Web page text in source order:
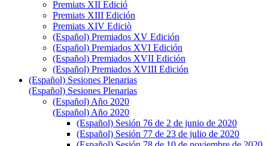
Premiats XII Edició
Premiats XIII Edición
Premiats XIV Ediciò
(Español) Premiados XV Edición
(Español) Premiados XVI Edición
(Español) Premiados XVII Edición
(Español) Premiados XVIII Edición
(Español) Sesiones Plenarias
(Español) Sesiones Plenarias
(Español) Año 2020
(Español) Año 2020
(Español) Sesión 76 de 2 de junio de 2020
(Español) Sesión 77 de 23 de julio de 2020